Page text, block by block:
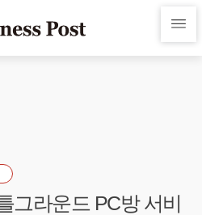
그라운드 PC방 서비